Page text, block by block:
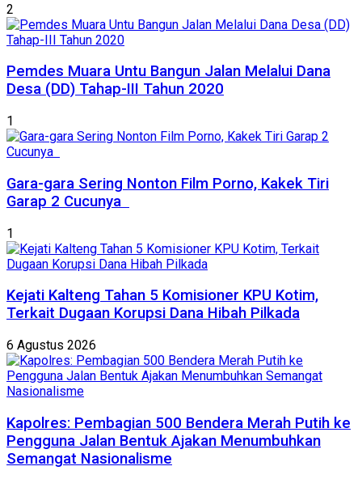
2
Pemdes Muara Untu Bangun Jalan Melalui Dana
Desa (DD) Tahap-III Tahun 2020
1
Gara-gara Sering Nonton Film Porno, Kakek Tiri
Garap 2 Cucunya
1
Kejati Kalteng Tahan 5 Komisioner KPU Kotim,
Terkait Dugaan Korupsi Dana Hibah Pilkada
6 Agustus 2026
Kapolres: Pembagian 500 Bendera Merah Putih ke
Pengguna Jalan Bentuk Ajakan Menumbuhkan
Semangat Nasionalisme